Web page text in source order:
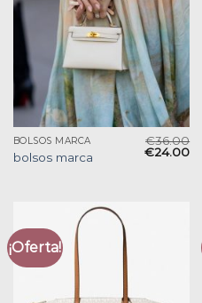
BOLSOS MARCA
bolsos marca
€36.00
€24.00
¡Oferta!